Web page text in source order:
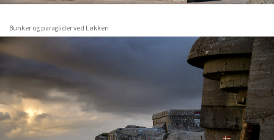
Bunker og paraglider ved Løkken